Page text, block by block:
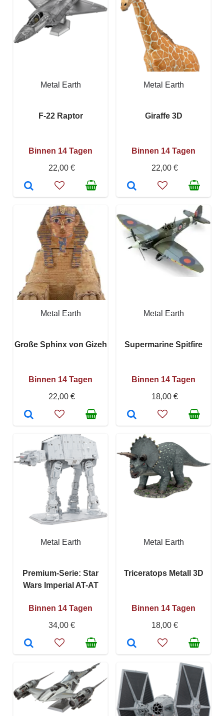
Metal Earth
F-22 Raptor
Binnen 14 Tagen
22,00 €
Metal Earth
Giraffe 3D
Binnen 14 Tagen
22,00 €
Metal Earth
Große Sphinx von Gizeh
Binnen 14 Tagen
22,00 €
Metal Earth
Supermarine Spitfire
Binnen 14 Tagen
18,00 €
Metal Earth
Premium-Serie: Star
Wars Imperial AT-AT
Binnen 14 Tagen
34,00 €
Metal Earth
Triceratops Metall 3D
Binnen 14 Tagen
18,00 €